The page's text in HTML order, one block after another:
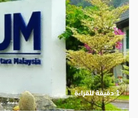
‫1 دقيقة للقراءة